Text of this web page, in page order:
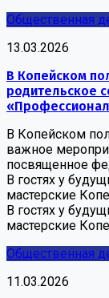
Общественная
13.03.2026
В Копейском
родительское
В Копейском
важное
посвященное
В гостях у
мастерские
В гостях у
мастерские
Общественная
11.03.2026